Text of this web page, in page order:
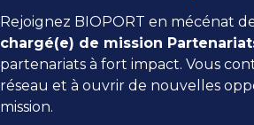
Rejoignez BIOPORT en mécénat
chargé(e) de mission
partenariats à fort impact. Vous
réseau et à ouvrir de nouvelles
mission.